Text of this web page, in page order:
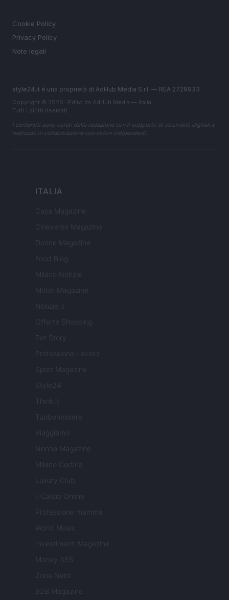
Cookie Policy
Privacy Policy
Note legali
style24.it è una proprietà di AdHub Media S.r.l. — REA 2729933
Copyright © 2026 · Edito da AdHub Media — Italia
Tutti i diritti riservati
I contenuti sono curati dalla redazione con il supporto di strumenti digitali e
realizzati in collaborazione con autori indipendenti.
ITALIA
Casa Magazine
Cineverse Magazine
Donne Magazine
Food Blog
Milano Notizie
Motor Magazine
Notizie.it
Offerte Shopping
Pet Story
Professione Lavoro
Sport Magazine
Style24
Think.it
Tuobenessere
Viaggiamo
Nonne Magazine
Milano Cortina
Luxury Club
Il Calcio Online
Professione mamma
World Music
Investimenti Magazine
Money 365
Zona Nerd
B2B Magazine